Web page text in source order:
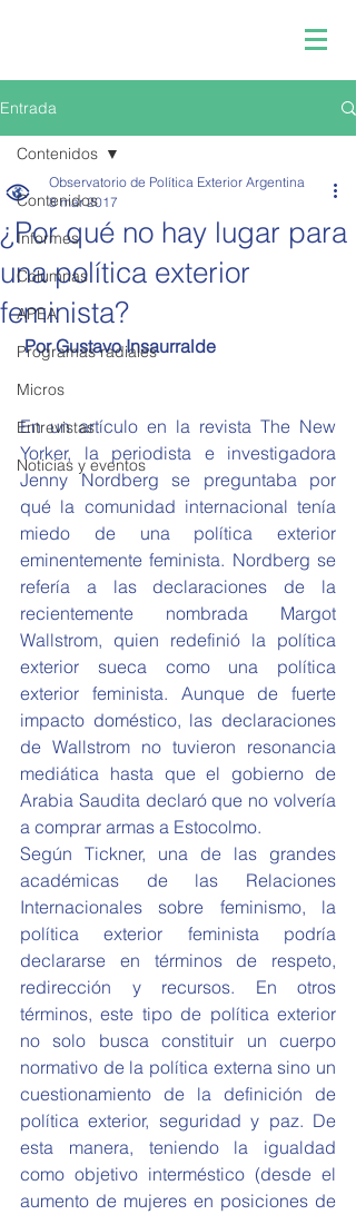
Entrada
Contenidos
Informes
Columnas
APEA
Programas radiales
Micros
Entrevistas
Noticias y eventos
Contenidos
¿Por qué no hay lugar para
una política exterior
feminista?
Observatorio de Política Exterior Argentina
8 mar 2017
Por Gustavo Insaurralde
En un artículo en la revista The New
Yorker, la periodista e investigadora
Jenny Nordberg se preguntaba por
qué la comunidad internacional tenía
miedo de una política exterior
eminentemente feminista. Nordberg se
refería a las declaraciones de la
recientemente nombrada Margot
Wallstrom, quien redefinió la política
exterior sueca como una política
exterior feminista. Aunque de fuerte
impacto doméstico, las declaraciones
de Wallstrom no tuvieron resonancia
mediática hasta que el gobierno de
Arabia Saudita declaró que no volvería
a comprar armas a Estocolmo.
Según Tickner, una de las grandes
académicas de las Relaciones
Internacionales sobre feminismo, la
política exterior feminista podría
declararse en términos de respeto,
redirección y recursos. En otros
términos, este tipo de política exterior
no solo busca constituir un cuerpo
normativo de la política externa sino un
cuestionamiento de la definición de
política exterior, seguridad y paz. De
esta manera, teniendo la igualdad
como objetivo interméstico (desde el
aumento de mujeres en posiciones de